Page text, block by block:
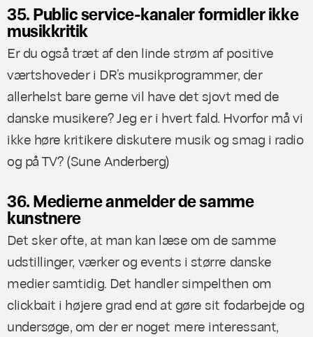
35. Public service-kanaler formidler ikke
musikkritik
Er du også træt af den linde strøm af positive
værtshoveder i DR’s musikprogrammer, der
allerhelst bare gerne vil have det sjovt med de
danske musikere? Jeg er i hvert fald. Hvorfor må vi
ikke høre kritikere diskutere musik og smag i radio
og på TV? (Sune Anderberg)
36. Medierne anmelder de samme
kunstnere
Det sker ofte, at man kan læse om de samme
udstillinger, værker og events i større danske
medier samtidig. Det handler simpelthen om
clickbait i højere grad end at gøre sit fodarbejde og
undersøge, om der er noget mere interessant,